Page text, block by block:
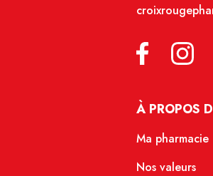
À PROPOS
Ma pharmacie
Nos valeurs